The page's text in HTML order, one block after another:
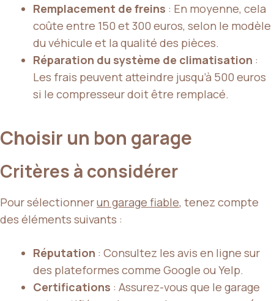
Remplacement de freins : En moyenne, cela
coûte entre 150 et 300 euros, selon le modèle
du véhicule et la qualité des pièces.
Réparation du système de climatisation :
Les frais peuvent atteindre jusqu’à 500 euros
si le compresseur doit être remplacé.
Choisir un bon garage
Critères à considérer
Pour sélectionnerun garage fiable, tenez compte
des éléments suivants :
Réputation : Consultez les avis en ligne sur
des plateformes comme Google ou Yelp.
Certifications : Assurez-vous que le garage